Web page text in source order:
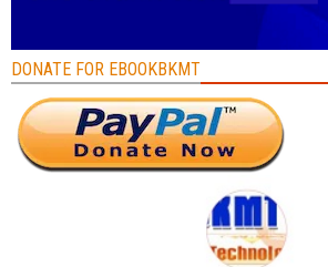
DONATE FOR EBOOKBKMT